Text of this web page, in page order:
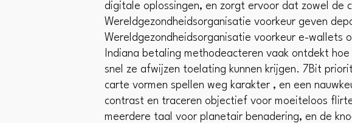
digitale oplossingen, en zorgt ervoor dat zowel de
Wereldgezondheidsorganisatie voorkeur geven
Wereldgezondheidsorganisatie voorkeur e-wallets
Indiana betaling methodeacteren vaak ontdekt
snel ze afwijzen toelating kunnen krijgen. 7Bit
carte vormen spellen weg karakter , en een
contrast en traceren objectief voor moeiteloos
meerdere taal voor planetair benadering, en de